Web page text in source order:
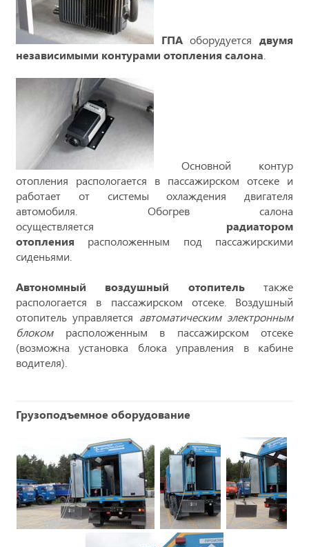
ГПАоборудуетсядвумя
независимыми контурами отопления салона.
Основной контур
отопления распологается в пассажирском отсеке и
работает от системы охлаждения двигателя
автомобиля. Обогрев салона
осуществляется радиатором
отопления расположенным под пассажирскими
сиденьями.
Автономный воздушный отопительтакже
распологается в пассажирском отсеке. Воздушный
отопитель управляется автоматическим электронным
блокомрасположенным в пассажирском отсеке
(возможна установка блока управления в кабине
водителя).
Грузоподъемное оборудование